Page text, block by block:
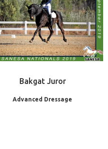
Bakgat Juror
Advanced Dressage